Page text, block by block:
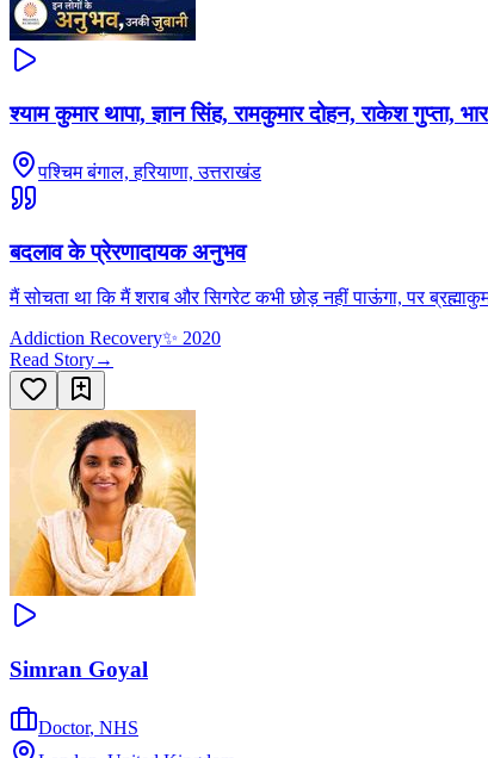
श्याम कुमार थापा, ज्ञान सिंह, रामकुमार दोहन, राकेश गुप्ता,
पश्चिम बंगाल, हरियाणा, उत्तराखंड
बदलाव के प्रेरणादायक अनुभव
मैं सोचता था कि मैं शराब और सिगरेट कभी छोड़ नहीं पाऊंगा, पर
Addiction Recovery✨ 2020
Read Story→
Simran Goyal
Doctor, NHS